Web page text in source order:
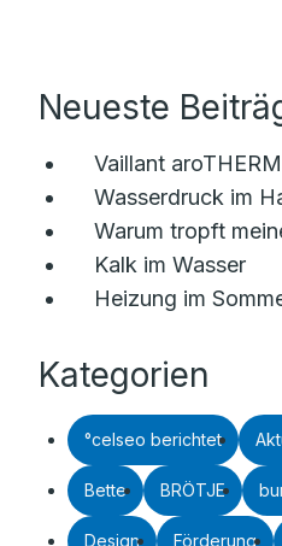
Neueste
Vaillant
Wasserdruck im
Warum tropft
Kalk im Wasser
Heizung im
Kategorien
°celseo berichtet
Bette BRÖTJE
Design Förderung